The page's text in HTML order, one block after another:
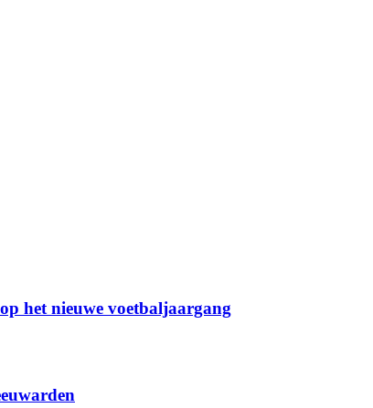
het nieuwe voetbaljaargang